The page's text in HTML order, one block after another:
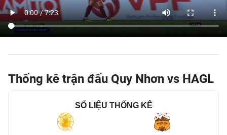
Thống kê trận đấu Quy Nhơn vs HAGL
SỐ LIỆU THỐNG KÊ